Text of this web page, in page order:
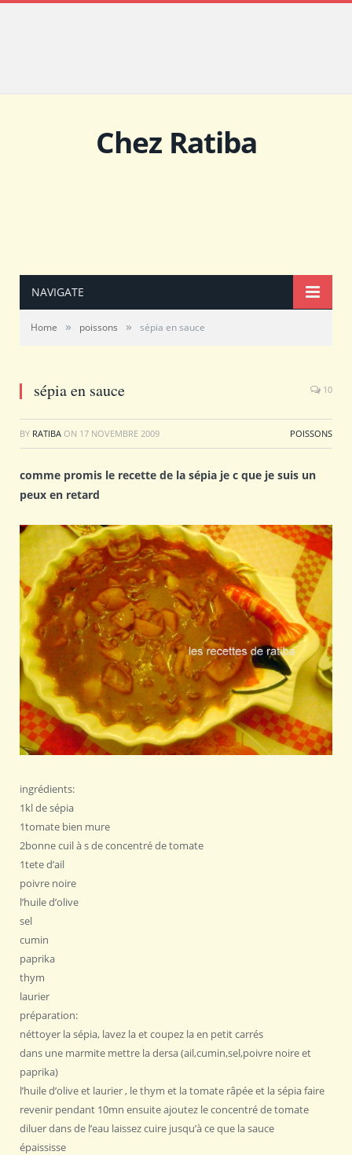
Chez Ratiba
NAVIGATE
Home » poissons » sépia en sauce
sépia en sauce 10
BY RATIBA ON 17 NOVEMBRE 2009 POISSONS
comme promis le recette de la sépia je c que je suis un
peux en retard
ingrédients:
1kl de sépia
1tomate bien mure
2bonne cuil à s de concentré de tomate
1tete d’ail
poivre noire
l’huile d’olive
sel
cumin
paprika
thym
laurier
préparation:
néttoyer la sépia, lavez la et coupez la en petit carrés
dans une marmite mettre la dersa (ail,cumin,sel,poivre noire et
paprika)
l’huile d’olive et laurier , le thym et la tomate râpée et la sépia faire
revenir pendant 10mn ensuite ajoutez le concentré de tomate
diluer dans de l’eau laissez cuire jusqu’à ce que la sauce
épaississe